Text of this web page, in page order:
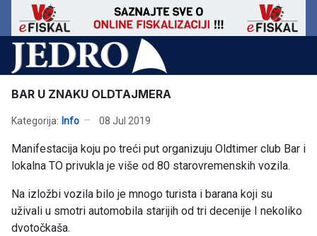
BAR U ZNAKU OLDTAJMERA
Kategorija: Info 08 Jul 2019
Manifestacija koju po treći put organizuju Oldtimer club Bar i
lokalna TO privukla je više od 80 starovremenskih vozila.
Na izložbi vozila bilo je mnogo turista i barana koji su
uživali u smotri automobila starijih od tri decenije I nekoliko
dvotočkaša.